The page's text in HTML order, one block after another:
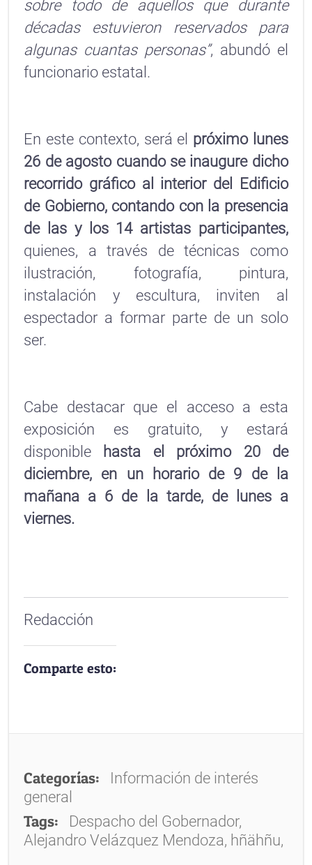
sobre todo de aquellos que durante
décadas estuvieron reservados para
algunas cuantas personas”, abundó el
funcionario estatal.
En este contexto, será el próximo lunes
26 de agosto cuando se inaugure dicho
recorrido gráfico al interior del Edificio
de Gobierno, contando con la presencia
de las y los 14 artistas participantes,
quienes, a través de técnicas como
ilustración, fotografía, pintura,
instalación y escultura, inviten al
espectador a formar parte de un solo
ser.
Cabe destacar que el acceso a esta
exposición es gratuito, y estará
disponible
hasta el próximo 20 de
diciembre, en un horario de 9 de la
mañana a 6 de la tarde, de lunes a
viernes.
Redacción
Comparte esto:
Categorías:
Información de interés
general
Tags:
Despacho del Gobernador,
Alejandro Velázquez Mendoza, hñähñu,